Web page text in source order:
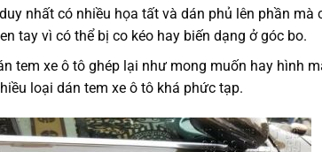
nhất có nhiều họa tất và dán phủ lên phần mà
tay vì có thể bị co kéo hay biến dạng ở góc bo.
tem xe ô tô ghép lại như mong muốn hay hình
loại dán tem xe ô tô khá phức tạp.